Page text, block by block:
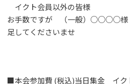
イクト会員以外の皆様
お手数ですが （一般）○○○○様
足してくださいませ
■本会参加費 (税込)当日集金 イ